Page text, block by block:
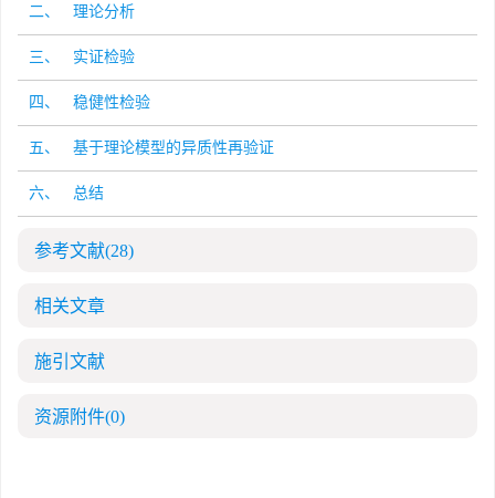
二、 理论分析
三、 实证检验
四、 稳健性检验
五、 基于理论模型的异质性再验证
六、 总结
参考文献(28)
相关文章
施引文献
资源附件(0)